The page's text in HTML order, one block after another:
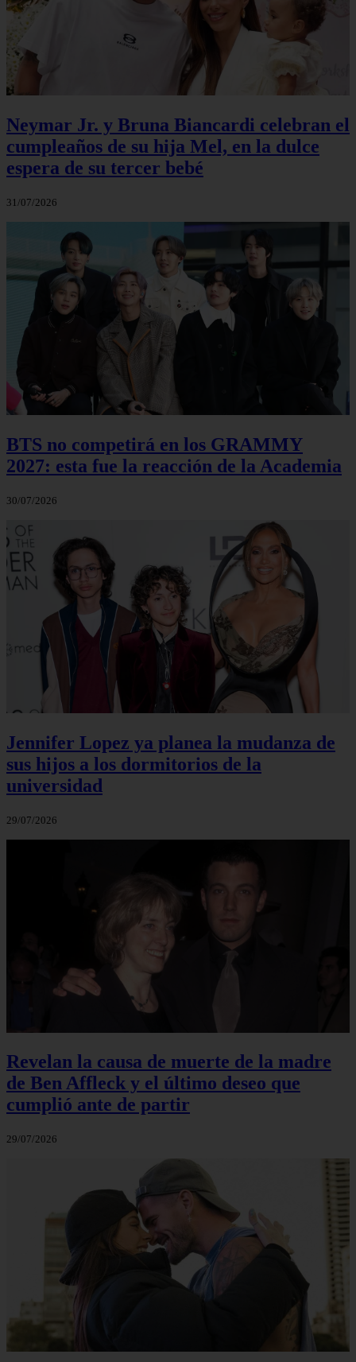
Neymar Jr. y Bruna Biancardi celebran el
cumpleaños de su hija Mel, en la dulce
espera de su tercer bebé
31/07/2026
BTS no competirá en los GRAMMY
2027: esta fue la reacción de la Academia
30/07/2026
Jennifer Lopez ya planea la mudanza de
sus hijos a los dormitorios de la
universidad
29/07/2026
Revelan la causa de muerte de la madre
de Ben Affleck y el último deseo que
cumplió ante de partir
29/07/2026